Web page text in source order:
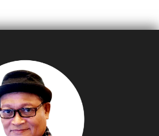
H
ปัญหาฝุ่น PM2.5 อย่าง